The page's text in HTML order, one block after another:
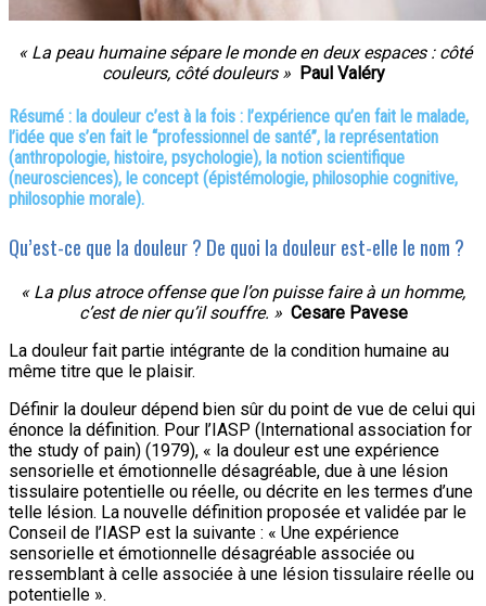
« La peau humaine sépare le monde en deux espaces : côté
couleurs, côté douleurs » Paul Valéry
Résumé : la douleur c’est à la fois : l’expérience qu’en fait le malade,
l’idée que s’en fait le “professionnel de santé”, la représentation
(anthropologie, histoire, psychologie), la notion scientifique
(neurosciences), le concept (épistémologie, philosophie cognitive,
philosophie morale).
Qu’est-ce que la douleur ? De quoi la douleur est-elle le nom ?
« La plus atroce offense que l’on puisse faire à un homme,
c’est de nier qu’il souffre. » Cesare Pavese
La douleur fait partie intégrante de la condition humaine au
même titre que le plaisir.
Définir la douleur dépend bien sûr du point de vue de celui qui
énonce la définition. Pour l’IASP (International association for
the study of pain) (1979), « la douleur est une expérience
sensorielle et émotionnelle désagréable, due à une lésion
tissulaire potentielle ou réelle, ou décrite en les termes d’une
telle lésion. La nouvelle définition proposée et validée par le
Conseil de l’IASP est la suivante : « Une expérience
sensorielle et émotionnelle désagréable associée ou
ressemblant à celle associée à une lésion tissulaire réelle ou
potentielle ».